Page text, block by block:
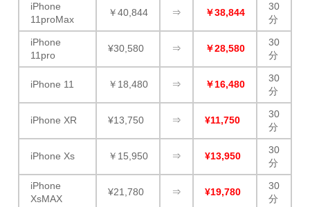
iPhone
11proMax
￥40,844 ⇒ ￥38,844
30
分
iPhone
11pro
¥30,580 ⇒ ￥28,580
30
分
iPhone 11 ￥18,480 ⇒ ￥16,480
30
分
iPhone XR ¥13,750 ⇒ ¥11,750
30
分
iPhone Xs ￥15,950 ⇒ ¥13,950
30
分
iPhone
XsMAX
¥21,780 ⇒ ¥19,780
30
分